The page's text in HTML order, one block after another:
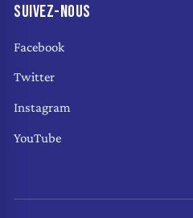
SUIVEZ-NOUS
Facebook
Twitter
Instagram
YouTube